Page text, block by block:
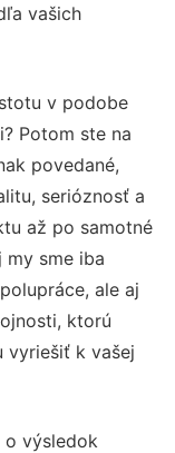
vašich
v podobe
Potom ste na
povedané,
serióznosť a
až po samotné
my sme iba
ale aj
ktorú
vyriešiť k vašej
o výsledok